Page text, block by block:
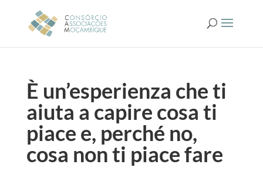
È un’esperienza che ti
aiuta a capire cosa ti
piace e, perché no,
cosa non ti piace fare